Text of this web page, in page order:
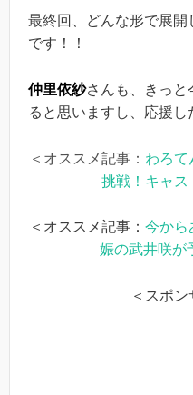
最終回、どんな形で展
です！！
仲里依紗さんも、きっと
ると思いますし、応援し
＜オススメ記事： わろて
挑戦！キャス
＜オススメ記事： 今から
娠の武井咲が
＜スポン